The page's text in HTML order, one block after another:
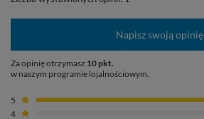
Napisz swoją opinię
Za opinię otrzymasz 10 pkt.
w naszym programie lojalnościowym.
5
4